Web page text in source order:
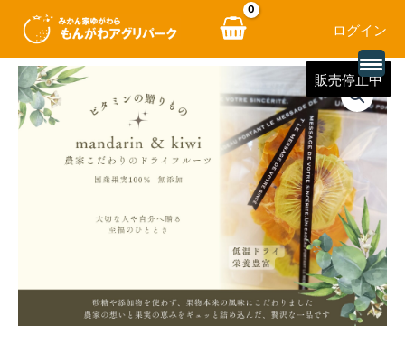
ログイン
販売停止中